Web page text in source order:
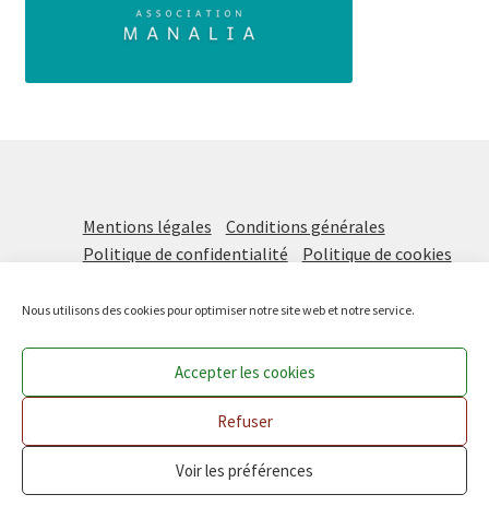
Nous utilisons des cookies pour optimiser notre site web et notre service.
Accepter les cookies
Refuser
Voir les préférences
Prochaine distribution vendredi 21 août DE 16H à 18H !
Mentions légales
Conditions générales
Politique de confidentialité
Politique de cookies
Les Paniers Solidaires, une initiative deManalia
Recherche
Recherche